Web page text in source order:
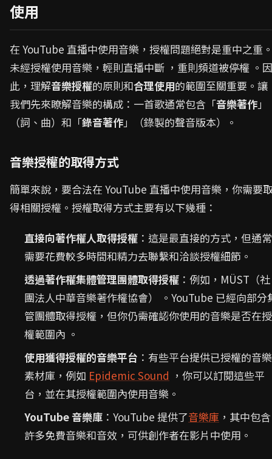
使用
在 YouTube 直播中使用音樂，授權問題絕對是重中之重
未經授權使用音樂，輕則直播中斷 ，重則頻道被停權 。因
此，理解音樂授權的原則和合理使用的範圍至關重要。讓
我們先來瞭解音樂的構成：一首歌通常包含「音樂著作」
（詞、曲）和「錄音著作」（錄製的聲音版本）。
音樂授權的取得方式
簡單來說，要合法在 YouTube 直播中使用音樂，你需要
得相關授權。授權取得方式主要有以下幾種：
直接向著作權人取得授權 ：這是最直接的方式，但通常
需要花費較多時間和精力去聯繫和洽談授權細節。
透過著作權集體管理團體取得授權 ：例如，MÜST（社
團法人中華音樂著作權協會） 。YouTube 已經向部分
管團體取得授權，但你仍需確認你使用的音樂是否在授
權範圍內 。
使用獲得授權的音樂平台 ：有些平台提供已授權的音樂
素材庫，例如 Epidemic Sound ，你可以訂閱這些平
台，並在其授權範圍內使用音樂。
YouTube 音樂庫 ：YouTube 提供了音樂庫 ，其中包含
許多免費音樂和音效，可供創作者在影片中使用。